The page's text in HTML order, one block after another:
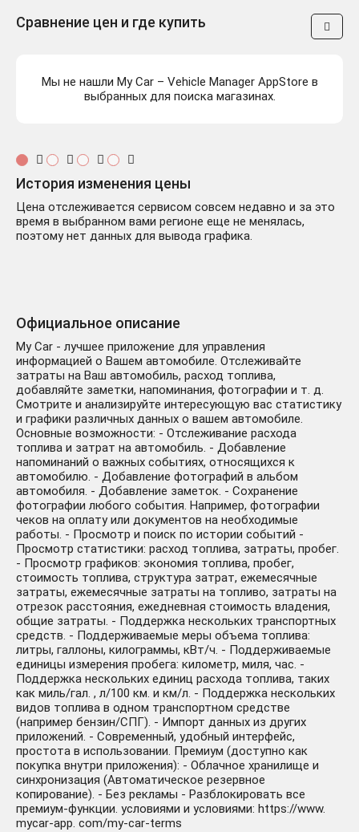
Сравнение цен и где купить
Мы не нашли My Car – Vehicle Manager AppStore в
выбранных для поиска магазинах.
История изменения цены
Цена отслеживается сервисом совсем недавно и за это
время в выбранном вами регионе еще не менялась,
поэтому нет данных для вывода графика.
Официальное описание
My Car - лучшее приложение для управления
информацией о Вашем автомобиле. Отслеживайте
затраты на Ваш автомобиль, расход топлива,
добавляйте заметки, напоминания, фотографии и т. д.
Смотрите и анализируйте интересующую вас статистику
и графики различных данных о вашем автомобиле.
Основные возможности: - Отслеживание расхода
топлива и затрат на автомобиль. - Добавление
напоминаний о важных событиях, относящихся к
автомобилю. - Добавление фотографий в альбом
автомобиля. - Добавление заметок. - Сохранение
фотографии любого события. Например, фотографии
чеков на оплату или документов на необходимые
работы. - Просмотр и поиск по истории событий -
Просмотр статистики: расход топлива, затраты, пробег.
- Просмотр графиков: экономия топлива, пробег,
стоимость топлива, структура затрат, ежемесячные
затраты, ежемесячные затраты на топливо, затраты на
отрезок расстояния, ежедневная стоимость владения,
общие затраты. - Поддержка нескольких транспортных
средств. - Поддерживаемые меры объема топлива:
литры, галлоны, килограммы, кВт/ч. - Поддерживаемые
единицы измерения пробега: километр, миля, час. -
Поддержка нескольких единиц расхода топлива, таких
как миль/гал. , л/100 км. и км/л. - Поддержка нескольких
видов топлива в одном транспортном средстве
(например бензин/СПГ). - Импорт данных из других
приложений. - Современный, удобный интерфейс,
простота в использовании. Премиум (доступно как
покупка внутри приложения): - Облачное хранилище и
синхронизация (Автоматическое резервное
копирование). - Без рекламы - Разблокировать все
премиум-функции. условиями и условиями: https://www.
mycar-app. com/my-car-terms